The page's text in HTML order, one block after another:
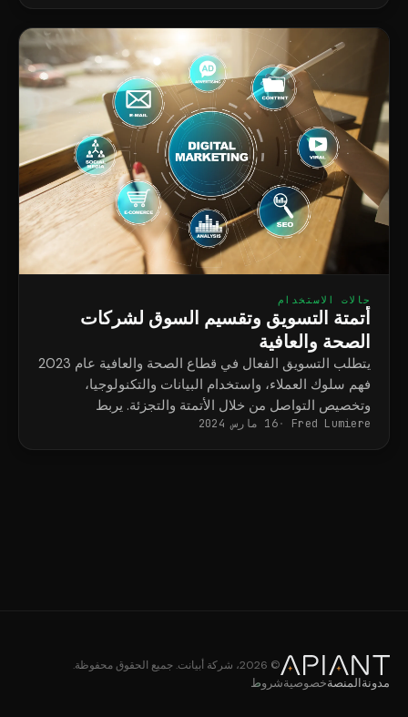
حالات الاستخدام
أتمتة التسويق وتقسيم السوق لشركات
الصحة والعافية
يتطلب التسويق الفعال في قطاع الصحة والعافية عام 2023
فهم سلوك العملاء، واستخدام البيانات والتكنولوجيا،
وتخصيص التواصل من خلال الأتمتة والتجزئة. يربط
CRMConnect بين Mindbody وHubSpot لتحقيق ذلك.
Fred Lumiere 16 مارس 2024
© 2026، شركة أبيانت. جميع الحقوق محفوظة.
مدونةالمنصةخصوصيةشروط